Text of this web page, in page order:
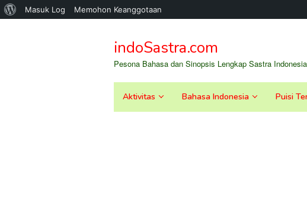
Tentang
Masuk Log Memohon Keanggotaan
kontenindoSastra.com
Pesona Bahasa dan Sinopsis Lengkap Sastra Indonesia
Aktivitas Bahasa Indonesia Puisi